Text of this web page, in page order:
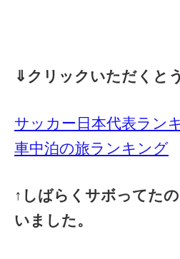
⇓クリックいただくと
サッカー日本代表ラン
車中泊の旅ランキング
↑しばらくサボってた
いました。